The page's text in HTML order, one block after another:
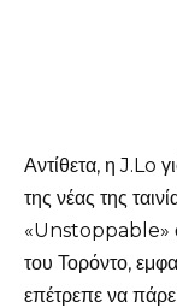
Αντίθετα, η J.Lo
της νέας της
«Unstoppable»
του Τορόντο,
επέτρεπε να